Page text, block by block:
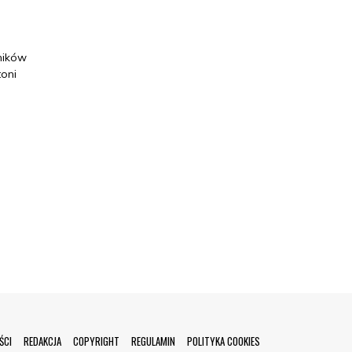
REDAKCJA COPYRIGHT REGULAMIN POLITYKA COOKIES